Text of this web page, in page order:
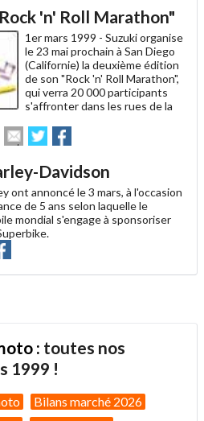
à
un
'n' Roll Marathon"
1er mars 1999 - Suzuki organise
le 23 mai prochain à San Diego
(Californie) la deuxième édition
de son "Rock 'n' Roll Marathon",
qui verra 20 000 participants
s'affronter dans les rues de la
Envoyer
cet
à
un
ami
Partager
sur sur
Davidson
ont annoncé le 3 mars, à l'occasion
de 5 ans selon laquelle le
mondial s'engage à sponsoriser
: toutes nos
1999 !
Bilans marché 2026